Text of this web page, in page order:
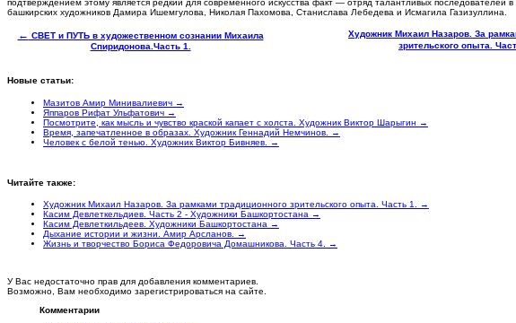
подтверждением этому является редкий для современного искусства факт — отряд талантливых последователей
башкирских художников Дамира Ишемгулова, Николая Пахомова, Станислава Лебедева и Исмагила Газизуллина.
← СВЕТ и ПУТЬ в художественном сознании Михаила
Спиридонова.Часть 1.
Художник Михаил Назаров. За
зрительского опыта.
Новые статьи:
Мазитов Амир Минивалиевич →
Яппаров Рифат Ульфатович →
Посмотрите, как мысль и чувство краской капает с холста. Художник Виктор Шарыгин →
Время, запечатленное в образах. Художник Геннадий Немчинов. →
Человек с белой тенью. Художник Виктор Бивняев. →
Читайте также:
Художник Михаил Назаров. За рамками традиционного зрительского опыта. Часть 1. →
Касим Девлеткельдиев. Часть 2 - Художники Башкортостана →
Касим Девлеткильдеев. Художники Башкортостана →
Дыхание истории и жизни. Амир Арсланов. →
Жизнь и творчество Бориса Федоровича Домашникова. Часть 4. →
У Вас недостаточно прав для добавления комментариев.
Возможно, Вам необходимо зарегистрироваться на сайте.
Комментарии